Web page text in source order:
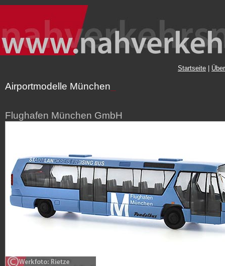
Startseite
Airportmodelle München
Flughafen München GmbH